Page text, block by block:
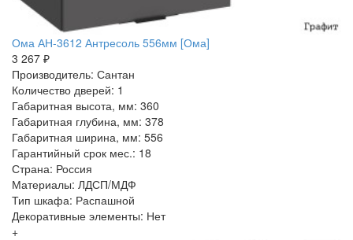
Ома АН-3612 Антресоль 556мм [Ома]
3 267 ₽
Производитель: Сантан
Количество дверей: 1
Габаритная высота, мм: 360
Габаритная глубина, мм: 378
Габаритная ширина, мм: 556
Гарантийный срок мес.: 18
Страна: Россия
Материалы: ЛДСП/МДФ
Тип шкафа: Распашной
Декоративные элементы: Нет
+